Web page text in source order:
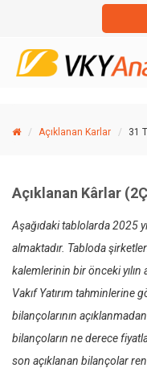
Açıklanan Karlar 31
Açıklanan Kârlar
Aşağıdaki tablolarda 2025
almaktadır. Tabloda
kalemlerinin bir önceki
Vakıf Yatırım tahminlerine
bilançolarının
bilançoların ne derece
son açıklanan bilançolar